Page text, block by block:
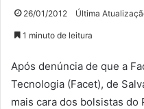
26/01/2012 Última
1 minuto de leitura
Após denúncia de que a
Tecnologia (Facet), de
mais cara dos bolsistas do